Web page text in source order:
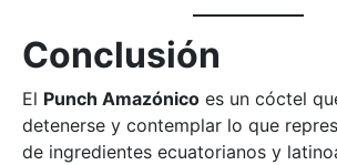
Conclusión
El Punch Amazónico es un cóctel
detenerse y contemplar lo que
de ingredientes ecuatorianos y